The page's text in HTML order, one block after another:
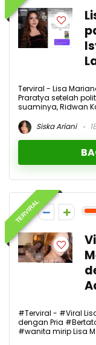
Terviral - Lisa
Praratya setelah
suaminya, Ridwan
Siska Ariani
TERVIRAL
2
#Terviral - #Viral
dengan Pria
#wanita mirip Lisa